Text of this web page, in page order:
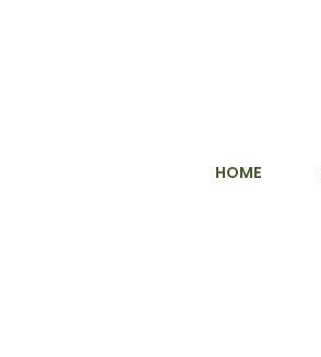
HOME